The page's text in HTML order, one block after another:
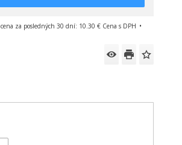
za posledných 30 dní: 10.30 € Cena s DPH